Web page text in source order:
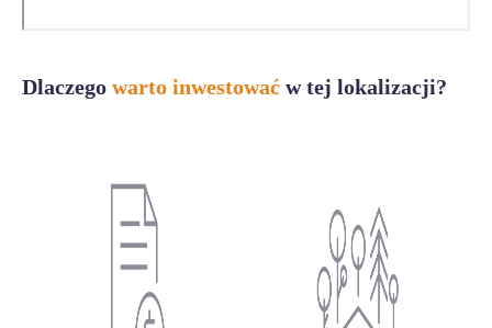
Dlaczego warto inwestować w tej lokalizacji?